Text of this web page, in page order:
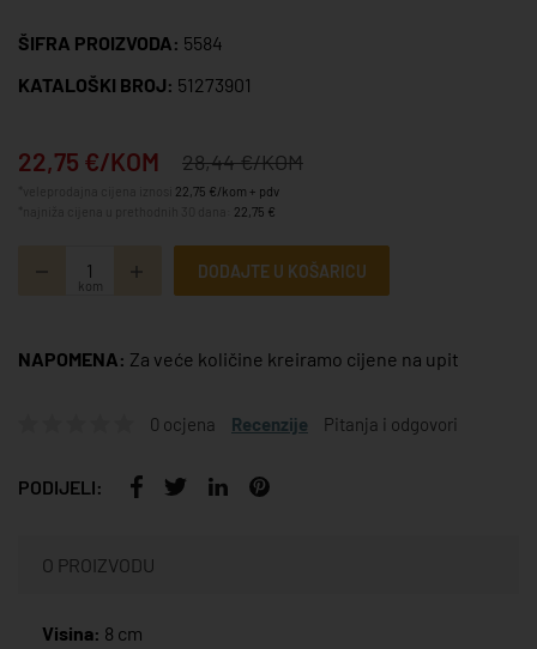
ŠIFRA PROIZVODA: 5584
KATALOŠKI BROJ: 51273901
22,75 €/KOM 28,44 €/KOM
22,75 €/kom + pdv
22,75 €
kom
DODAJTE U KOŠARICU
NAPOMENA: Za veće količine kreiramo cijene na upit
0 ocjena Recenzije Pitanja i odgovori
PODIJELI:
O PROIZVODU
Visina: 8 cm